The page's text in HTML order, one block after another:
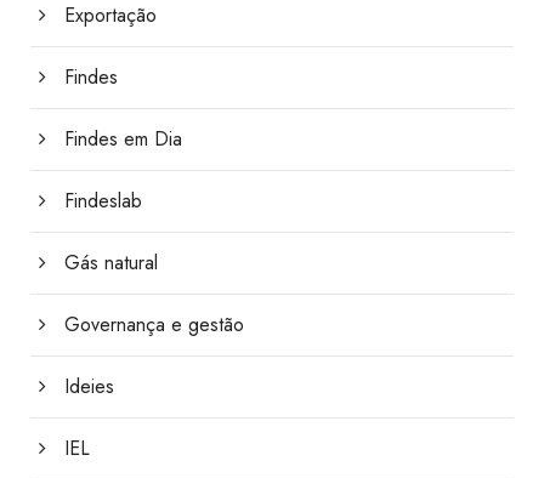
Exportação
Findes
Findes em Dia
Findeslab
Gás natural
Governança e gestão
Ideies
IEL